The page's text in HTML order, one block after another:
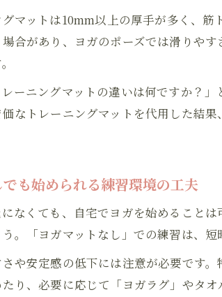
マットは10mm以上の厚手が多く、
合があり、ヨガのポーズでは滑りや
レーニングマットの違いは何ですか？
なトレーニングマットを代用した結
も始められる練習環境の工夫
なくても、自宅でヨガを始めること
。「ヨガマットなし」での練習は、
や安定感の低下には注意が必要です
り、必要に応じて「ヨガラグ」やタ